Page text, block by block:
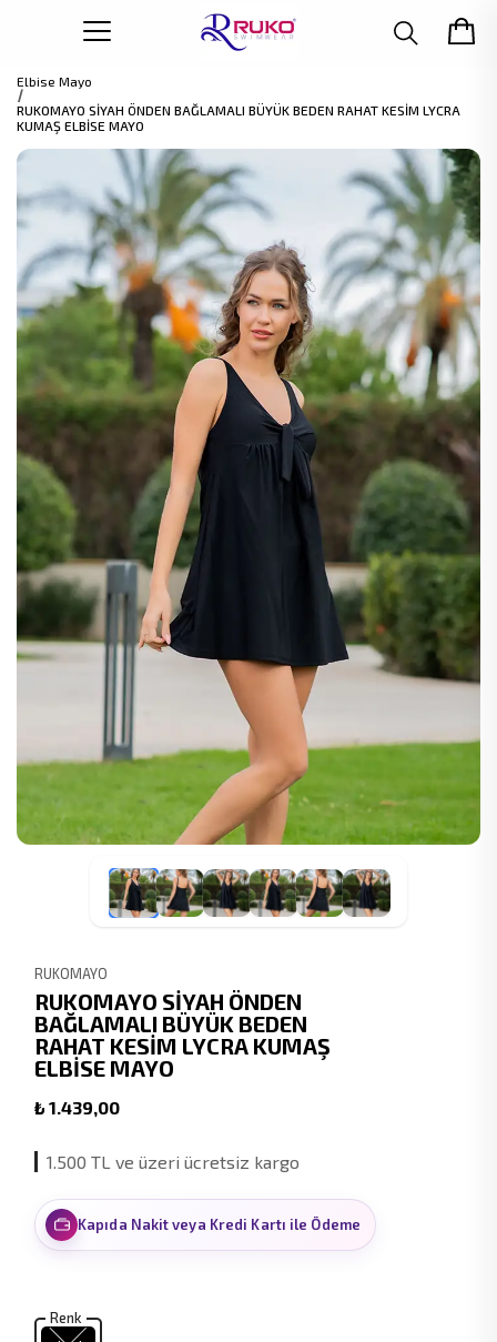
Elbise Mayo
RUKOMAYO SİYAH ÖNDEN BAĞLAMALI BÜYÜK BEDEN RAHAT KESİM LYCRA
KUMAŞ ELBİSE MAYO
RUKOMAYO
RUKOMAYO SİYAH ÖNDEN
BAĞLAMALI BÜYÜK BEDEN
RAHAT KESİM LYCRA KUMAŞ
ELBİSE MAYO
₺ 1.439,00
1.500 TL ve üzeri ücretsiz kargo
Kapıda Nakit veya Kredi Kartı ile Ödeme
Renk